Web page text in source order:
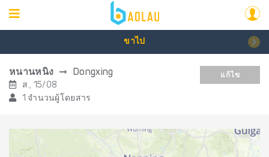
ขาไป
หนานหนิง Dongxing
ส., 15/08
1 จำนวนผู้โดยสาร
แก้ไข